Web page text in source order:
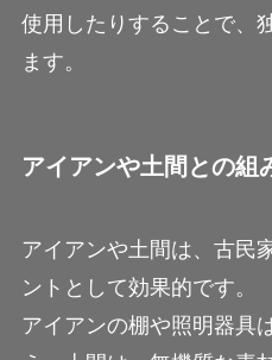
使用したりすることで、
ます。
アイアンや土間との組
アイアンや土間は、古民
ントとして効果的です。
アイアンの棚や照明器具